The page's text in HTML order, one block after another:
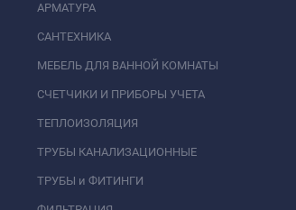
АРМАТУРА
САНТЕХНИКА
МЕБЕЛЬ ДЛЯ ВАННОЙ КОМНАТЫ
СЧЕТЧИКИ И ПРИБОРЫ УЧЕТА
ТЕПЛОИЗОЛЯЦИЯ
ТРУБЫ КАНАЛИЗАЦИОННЫЕ
ТРУБЫ и ФИТИНГИ